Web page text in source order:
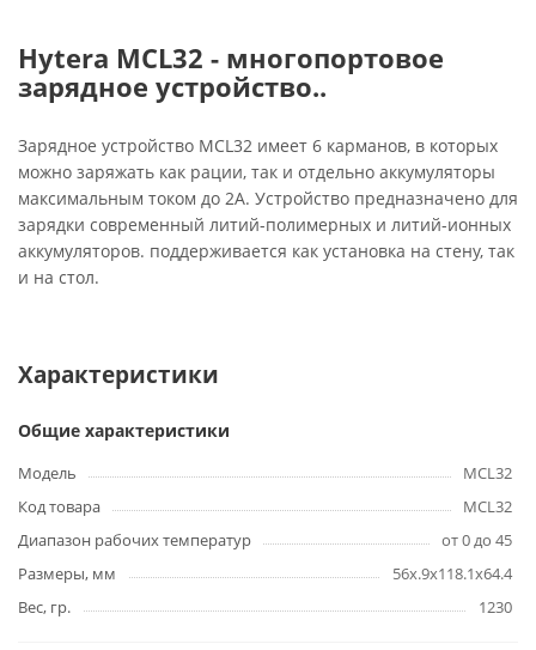
Hytera MCL32 - многопортовое
зарядное устройство..
Зарядное устройство MCL32 имеет 6 карманов, в которых
можно заряжать как рации, так и отдельно аккумуляторы
максимальным током до 2А. Устройство предназначено для
зарядки современный литий-полимерных и литий-ионных
аккумуляторов. поддерживается как установка на стену, так
и на стол.
Характеристики
Общие характеристики
Модель
MCL32
Код товара
MCL32
Диапазон рабочих температур
от 0 до 45
Размеры, мм
56x.9x118.1x64.4
Вес, гр.
1230